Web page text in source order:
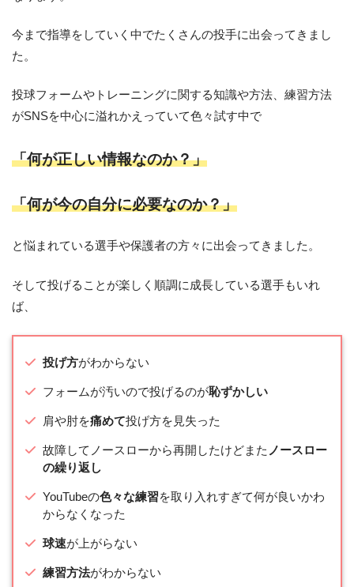
今まで指導をしていく中でたくさんの投手に出会ってきまし
た。
投球フォームやトレーニングに関する知識や方法、練習方法
がSNSを中心に溢れかえっていて色々試す中で
「何が正しい情報なのか？」
「何が今の自分に必要なのか？」
と悩まれている選手や保護者の方々に出会ってきました。
そして投げることが楽しく順調に成長している選手もいれ
ば、
投げ方がわからない
フォームが汚いので投げるのが恥ずかしい
肩や肘を痛めて投げ方を見失った
故障してノースローから再開したけどまた ノースロー
の繰り返し
YouTubeの色々な練習を取り入れすぎて何が良いかわ
からなくなった
球速が上がらない
練習方法がわからない